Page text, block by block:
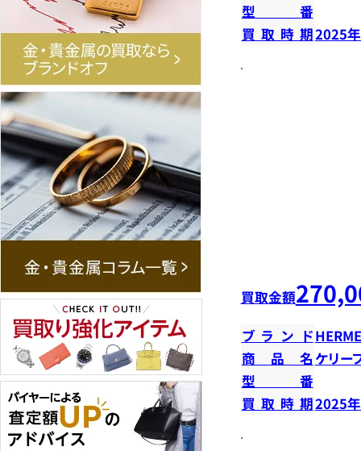
型番
買取時期2025
買取金額
ブランド
商品名 ケリー
型番
買取時期2025